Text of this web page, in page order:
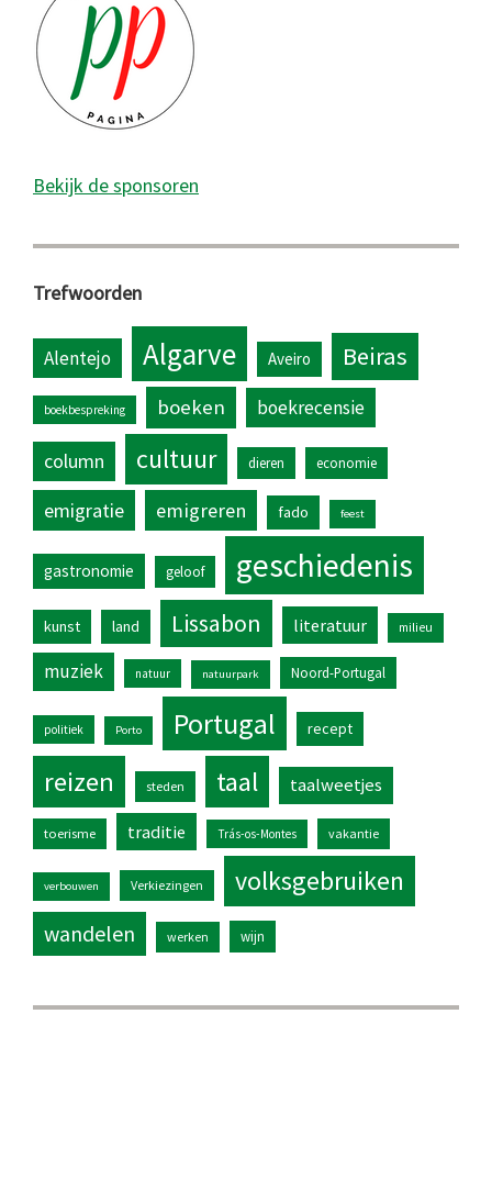
Bekijk de sponsoren
Trefwoorden
Alentejo Algarve Aveiro Beiras
boekbespreking boeken boekrecensie
column cultuur dieren economie
emigratie emigreren fado feest
gastronomie geloof geschiedenis
kunst land Lissabon literatuur milieu
muziek natuur natuurpark Noord-Portugal
politiek Porto Portugal recept
reizen steden taal taalweetjes
toerisme traditie Trás-os-Montes vakantie
verbouwen Verkiezingen volksgebruiken
wandelen werken wijn